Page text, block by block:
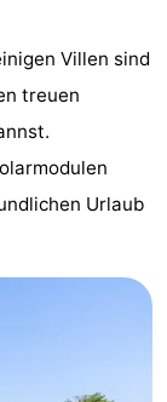
Villen sind
treuen
Urlaub